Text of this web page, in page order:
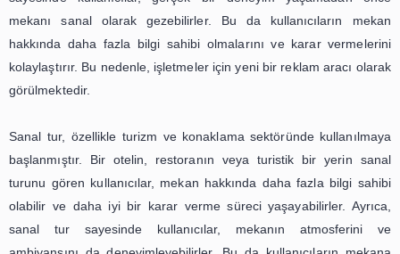
değişiklikler yaşanmıştır. Bu değişimlerden biri de
sektöründe gerçekleşmiştir. Geleneksel olarak, bir ev
satın almak isteyen kişiler, fiziksel olarak mekana giderek
yapmak zorundaydılar. Ancak, günümüzde sanal tur
gerçekleştirilebilmektedir.
Sanal tur, kullanıcıların bir mekanı sanal olarak
incelemelerine olanak sağlayan bir teknolojidir. Bu